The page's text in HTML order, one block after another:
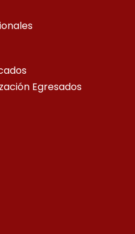
Egresados